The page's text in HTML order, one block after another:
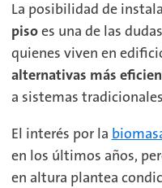
La posibilidad de
pisoes una de las
quienes viven en
alternativas más
a sistemas
El interés por la
en los últimos años,
en altura plantea